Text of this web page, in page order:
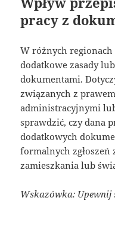
pracy z
W różnych
dodatkowe zasady
dokumentami.
związanych z
administracyjnymi
sprawdzić, czy dana
dodatkowych
formalnych zgłoszeń
zamieszkania lub
Wskazówka: Upewnij